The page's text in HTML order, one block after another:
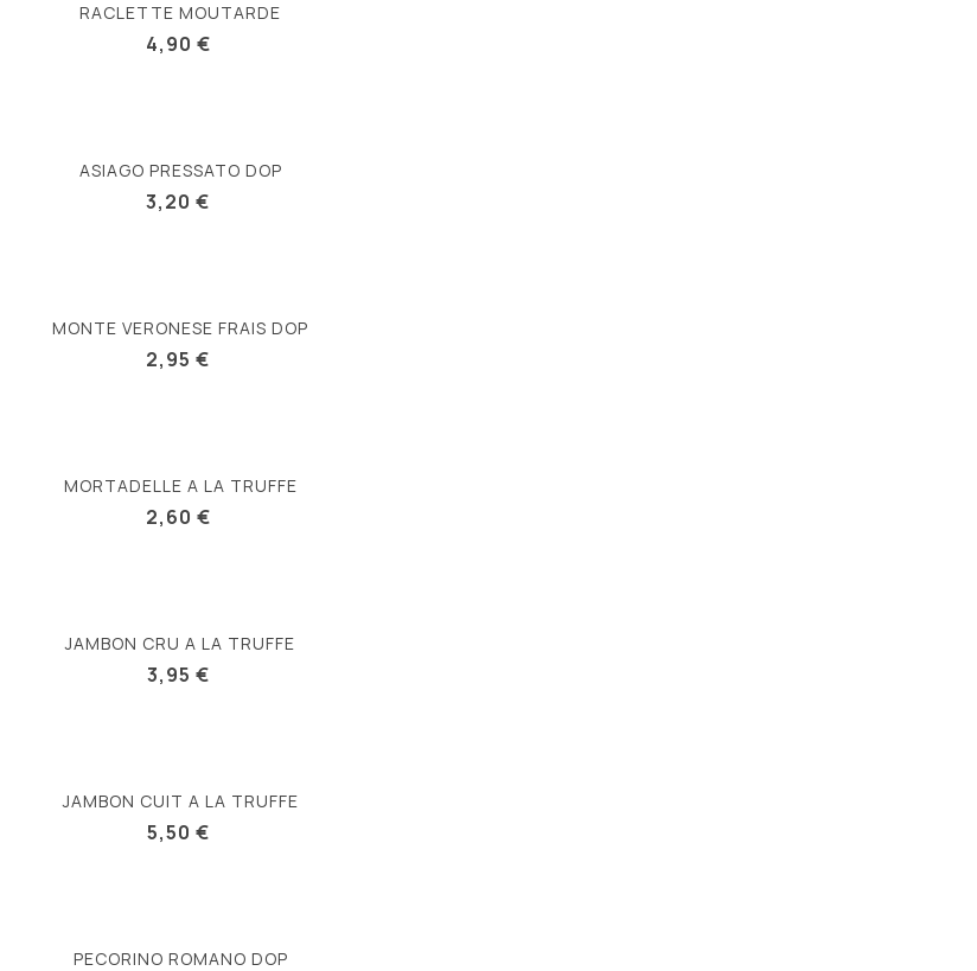
RACLETTE MOUTARDE
4,90 €
ASIAGO PRESSATO DOP
3,20 €
MONTE VERONESE FRAIS DOP
2,95 €
MORTADELLE A LA TRUFFE
2,60 €
JAMBON CRU A LA TRUFFE
3,95 €
JAMBON CUIT A LA TRUFFE
5,50 €
PECORINO ROMANO DOP